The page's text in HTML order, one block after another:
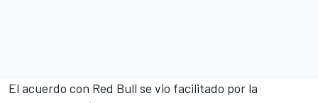
El acuerdo con Red Bull se vio facilitado por la